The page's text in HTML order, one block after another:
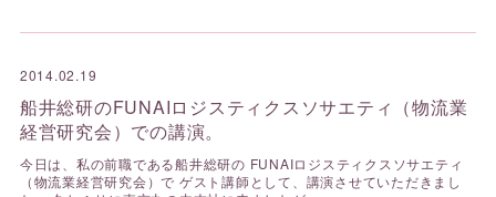
2014.02.19
船井総研のFUNAIロジスティクスソサエティ（物流業
経営研究会）での講演。
今日は、私の前職である船井総研の FUNAIロジスティクスソサエティ
（物流業経営研究会）で ゲスト講師として、講演させていただきまし